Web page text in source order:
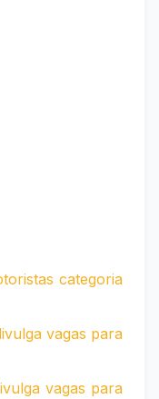
categoria
vagas para
vagas para